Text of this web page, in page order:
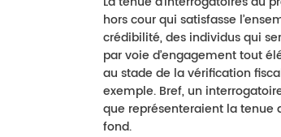
hors cour qui satisfasse
crédibilité, des individus qui
par voie d’engagement tout
au stade de la vérification
exemple. Bref, un
que représenteraient la tenue
fond.